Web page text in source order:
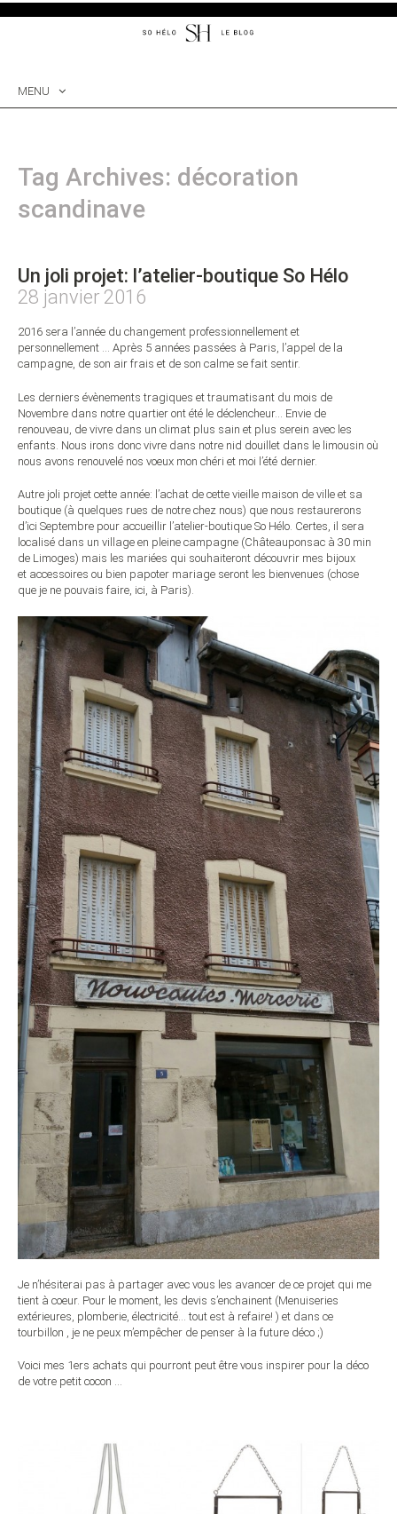
MENU
Tag Archives: décoration
scandinave
Un joli projet: l’atelier-boutique So Hélo
28 janvier 2016
2016 sera l’année du changement professionnellement et
personnellement … Après 5 années passées à Paris, l’appel de la
campagne, de son air frais et de son calme se fait sentir.
Les derniers évènements tragiques et traumatisant du mois de
Novembre dans notre quartier ont été le déclencheur… Envie de
renouveau, de vivre dans un climat plus sain et plus serein avec les
enfants. Nous irons donc vivre dans notre nid douillet dans le limousin où
nous avons renouvelé nos voeux mon chéri et moi l’été dernier.
Autre joli projet cette année: l’achat de cette vieille maison de ville et sa
boutique (à quelques rues de notre chez nous) que nous restaurerons
d’ici Septembre pour accueillir l’atelier-boutique So Hélo. Certes, il sera
localisé dans un village en pleine campagne (Châteauponsac à 30 min
de Limoges) mais les mariées qui souhaiteront découvrir mes bijoux
et accessoires ou bien papoter mariage seront les bienvenues (chose
que je ne pouvais faire, ici, à Paris).
Je n’hésiterai pas à partager avec vous les avancer de ce projet qui me
tient à coeur. Pour le moment, les devis s’enchainent (Menuiseries
extérieures, plomberie, électricité… tout est à refaire! ) et dans ce
tourbillon , je ne peux m’empêcher de penser à la future déco ;)
Voici mes 1ers achats qui pourront peut être vous inspirer pour la déco
de votre petit cocon …